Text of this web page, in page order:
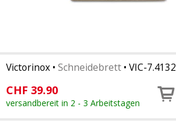
Victorinox • Schneidebrett • VIC-7.4132
CHF 39.90
versandbereit in 2 - 3 Arbeitstagen